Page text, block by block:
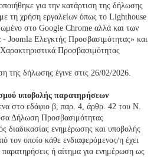
για την κατάρτιση της δήλωσης
με τη χρήση εργαλείων όπως το Lighthouse
στο Google Chrome αλλά και των
Joomla Ελεγκτής Προσβασιμότητας» και
Προσβασιμότητας
της δήλωσης έγινε στις 26/02/2026.
υποβολής παρατηρήσεων
στο εδάφιο β, παρ. 4, άρθρ. 42 του Ν.
Δήλωση Προσβασιμότητας
διαδικασίας ενημέρωσης και υποβολής
τον οποίο κάθε ενδιαφερόμενος/η έχει
ή αίτημα για ενημέρωση ως